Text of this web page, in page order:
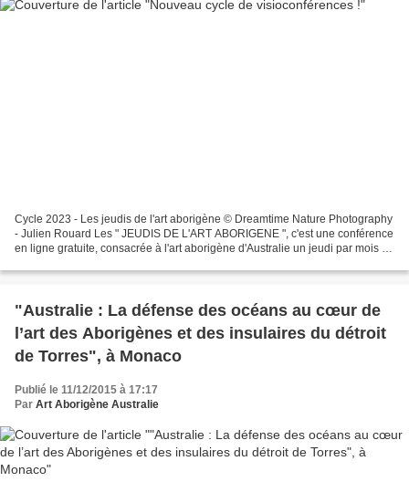
Cycle 2023 - Les jeudis de l'art aborigène © Dreamtime Nature Photography
- Julien Rouard Les " JEUDIS DE L'ART ABORIGENE ", c'est une conférence
en ligne gratuite, consacrée à l'art aborigène d'Australie un jeudi par mois !
"Australie : La défense des océans au cœur de
l’art des Aborigènes et des insulaires du détroit
de Torres", à Monaco
Publié le 11/12/2015 à 17:17
Par Art Aborigène Australie